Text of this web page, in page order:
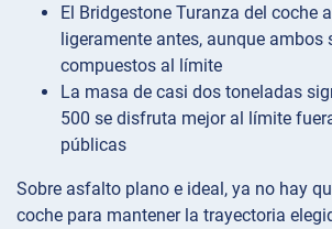
El Bridgestone Turanza del coche
ligeramente antes, aunque ambos
compuestos al límite
La masa de casi dos toneladas
500 se disfruta mejor al límite
públicas
Sobre asfalto plano e ideal, ya no hay
coche para mantener la trayectoria